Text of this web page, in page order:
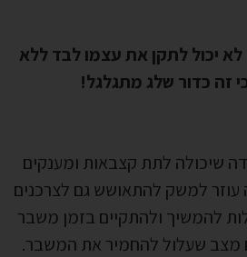
יכול לתקן את עצמו לבד ללא
זה כדור שלג מתגלגל!
שיכולה לתת קצבאות ומענקים
עוזר למשק להתאושש גם לצרכנים
להמשיך ולהתקיים בזמן משבר
מצב שעלול להחמיר את המשבר.